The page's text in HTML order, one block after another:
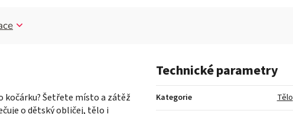
kočárku? Šetřete místo a zátěž
o dětský obličej, tělo i
Technické parametry
Kategorie Tělo